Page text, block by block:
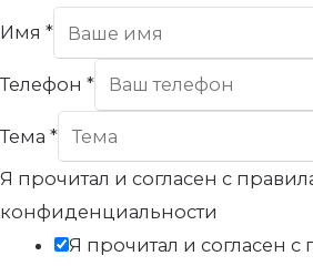
Имя *
Телефон *
Тема *
Я прочитал и согласен с
конфиденциальности
Я прочитал и согласен с